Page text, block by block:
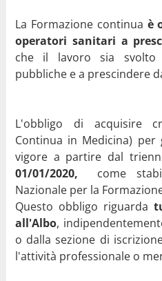
La Formazione continua è
operatori sanitari a
che il lavoro sia
pubbliche e a prescindere
L'obbligo di acquisire
Continua in Medicina)
vigore a partire dal
01/01/2020, come
Nazionale per la
Questo obbligo riguarda
all'Albo,
o dalla sezione di
l'attività professionale o